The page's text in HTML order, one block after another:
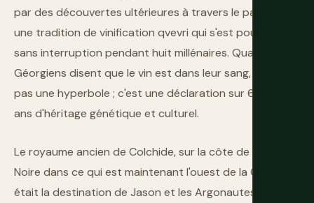
par des découvertes ultérieures à travers le pays et
une tradition de vinification qvevri qui s'est poursuivie
sans interruption pendant huit millénaires. Quand les
Géorgiens disent que le vin est dans leur sang, ce n'est
pas une hyperbole ; c'est une déclaration sur 6 000
ans d'héritage génétique et culturel.
Le royaume ancien de Colchide, sur la côte de la mer
Noire dans ce qui est maintenant l'ouest de la Géorgie,
était la destination de Jason et les Argonautes dans la